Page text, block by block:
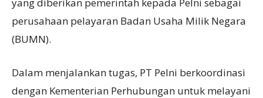
perusahaan pelayaran Badan Usaha Milik Negara
(BUMN).
Dalam menjalankan tugas, PT Pelni berkoordinasi
dengan Kementerian Perhubungan untuk melayani